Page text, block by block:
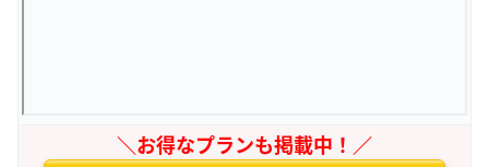
＼お得なプランも掲載中！／